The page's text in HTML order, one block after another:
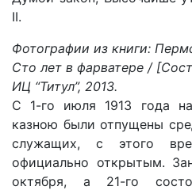
II.
Фотографии из книги:
Сто лет в фарватере /
ИЦ “Титул”, 2013.
С 1-го июля 1913 года
казною были отпущены
служащих, с этого
официально открытым.
октября, а 21-го